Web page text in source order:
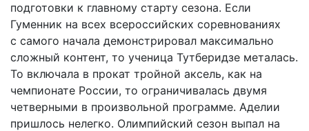
подготовки к главному старту сезона. Если
Гуменник на всех всероссийских соревнованиях
с самого начала демонстрировал максимально
сложный контент, то ученица Тутберидзе металась.
То включала в прокат тройной аксель, как на
чемпионате России, то ограничивалась двумя
четверными в произвольной программе. Аделии
пришлось нелегко. Олимпийский сезон выпал на